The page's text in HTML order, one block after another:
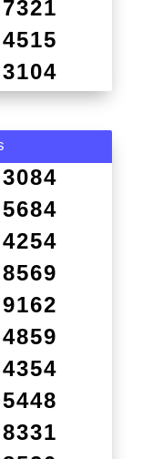
7321
4515
3104
3084
5684
4254
8569
9162
4859
4354
5448
8331